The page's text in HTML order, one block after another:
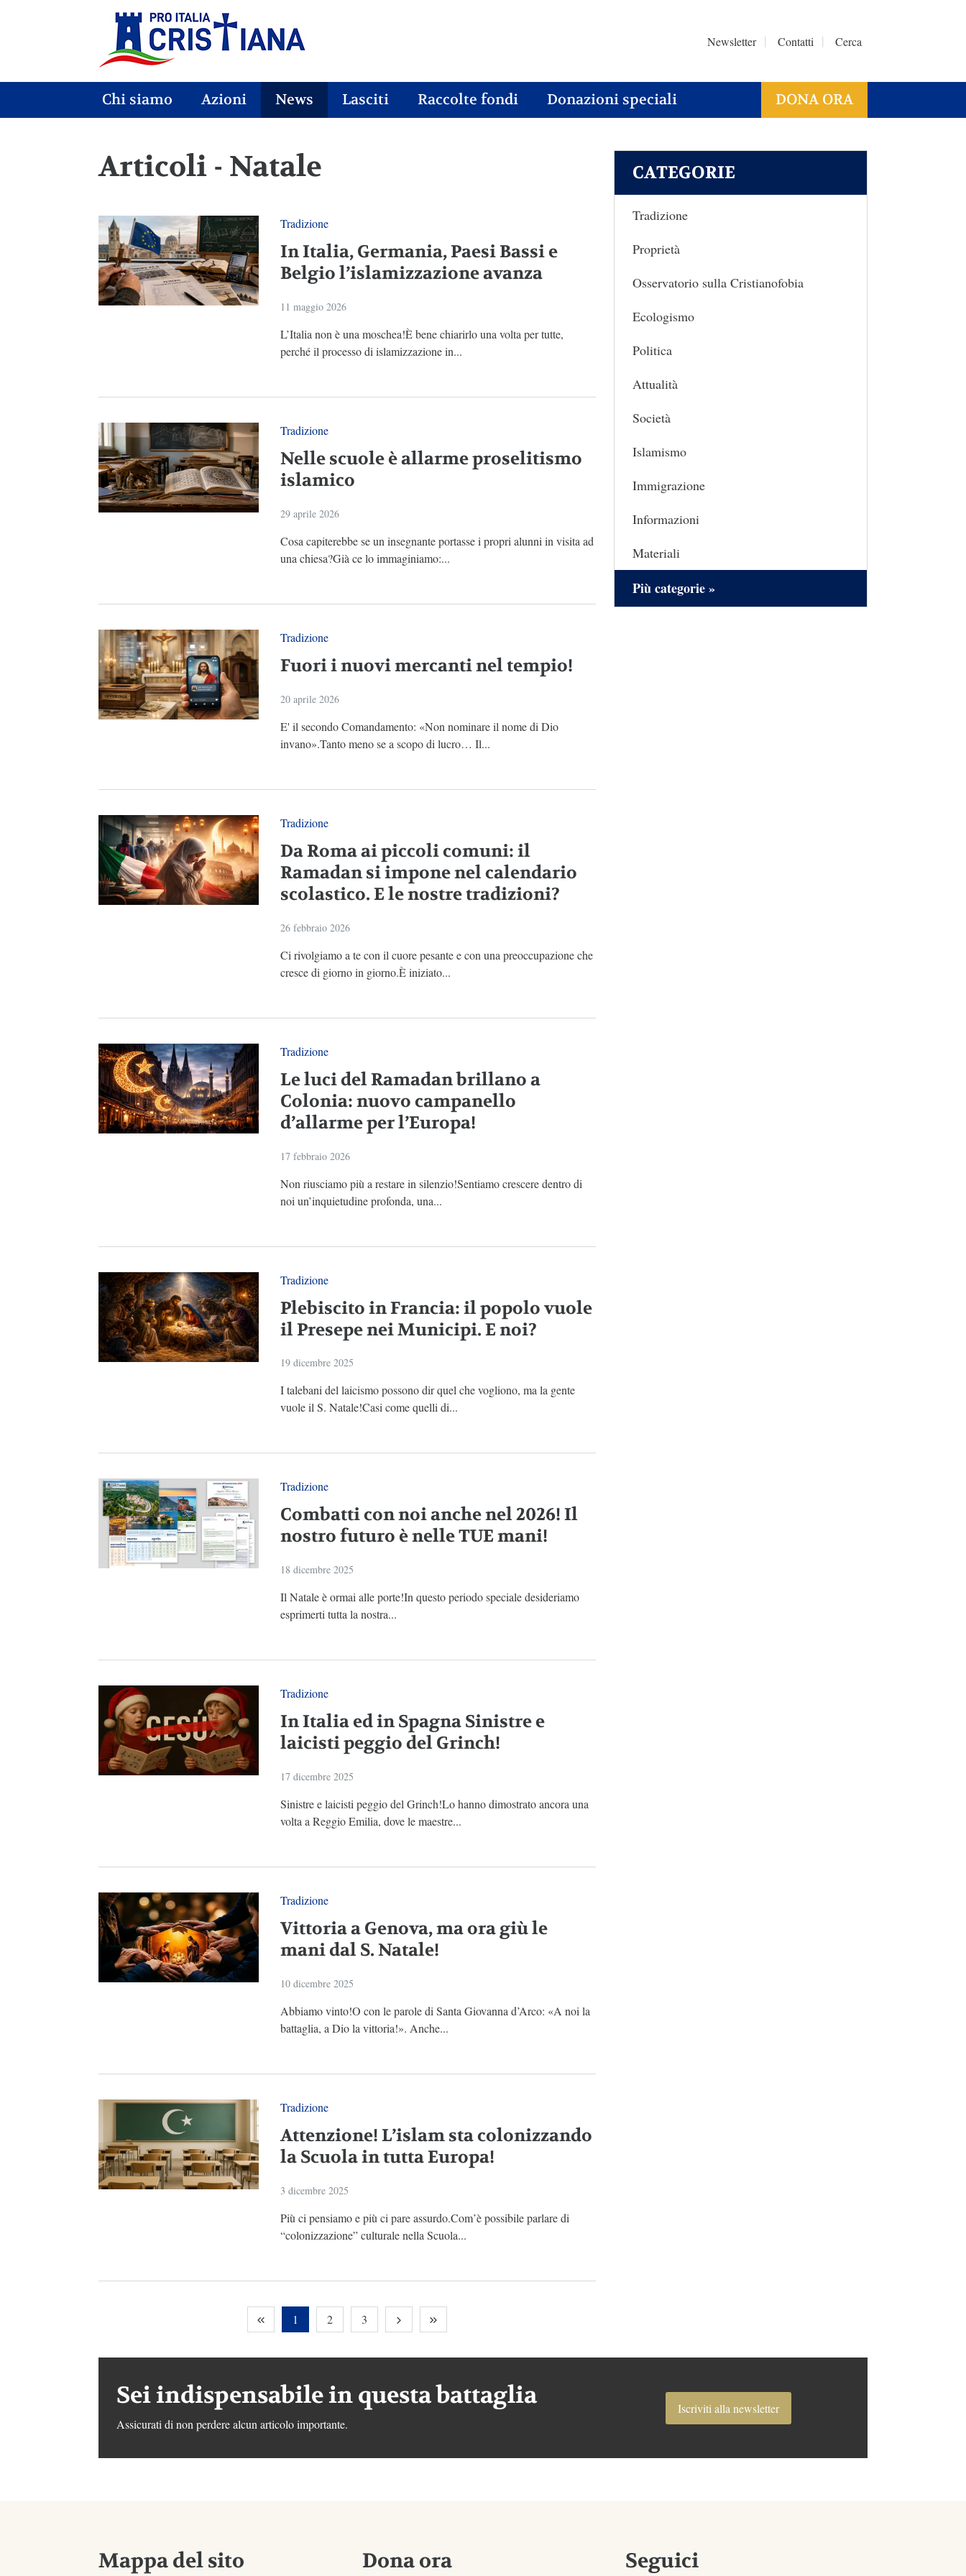
Newsletter Contatti Cerca
Chi siamo Azioni News Lasciti Raccolte fondi Donazioni speciali DONA ORA
Articoli - Natale
Tradizione
In Italia, Germania, Paesi Bassi e
Belgio l’islamizzazione avanza
11 maggio 2026
L’Italia non è una moschea!È bene chiarirlo una volta per tutte,
perché il processo di islamizzazione in...
Tradizione
Nelle scuole è allarme proselitismo
islamico
29 aprile 2026
Cosa capiterebbe se un insegnante portasse i propri alunni in visita ad
una chiesa?Già ce lo immaginiamo:...
Tradizione
Fuori i nuovi mercanti nel tempio!
20 aprile 2026
E' il secondo Comandamento: «Non nominare il nome di Dio
invano».Tanto meno se a scopo di lucro… Il...
Tradizione
Da Roma ai piccoli comuni: il
Ramadan si impone nel calendario
scolastico. E le nostre tradizioni?
26 febbraio 2026
Ci rivolgiamo a te con il cuore pesante e con una preoccupazione che
cresce di giorno in giorno.È iniziato...
Tradizione
Le luci del Ramadan brillano a
Colonia: nuovo campanello
d’allarme per l’Europa!
17 febbraio 2026
Non riusciamo più a restare in silenzio!Sentiamo crescere dentro di
noi un’inquietudine profonda, una...
Tradizione
Plebiscito in Francia: il popolo vuole
il Presepe nei Municipi. E noi?
19 dicembre 2025
I talebani del laicismo possono dir quel che vogliono, ma la gente
vuole il S. Natale!Casi come quelli di...
Tradizione
Combatti con noi anche nel 2026! Il
nostro futuro è nelle TUE mani!
18 dicembre 2025
Il Natale è ormai alle porte!In questo periodo speciale desideriamo
esprimerti tutta la nostra...
Tradizione
In Italia ed in Spagna Sinistre e
laicisti peggio del Grinch!
17 dicembre 2025
Sinistre e laicisti peggio del Grinch!Lo hanno dimostrato ancora una
volta a Reggio Emilia, dove le maestre...
Tradizione
Vittoria a Genova, ma ora giù le
mani dal S. Natale!
10 dicembre 2025
Abbiamo vinto!O con le parole di Santa Giovanna d’Arco: «A noi la
battaglia, a Dio la vittoria!». Anche...
Tradizione
Attenzione! L’islam sta colonizzando
la Scuola in tutta Europa!
3 dicembre 2025
Più ci pensiamo e più ci pare assurdo.Com’è possibile parlare di
“colonizzazione” culturale nella Scuola...
1 2 3
CATEGORIE
Tradizione
Proprietà
Osservatorio sulla Cristianofobia
Ecologismo
Politica
Attualità
Società
Islamismo
Immigrazione
Informazioni
Materiali
Più categorie »
Sei indispensabile in questa battaglia
Assicurati di non perdere alcun articolo importante.
Iscriviti alla newsletter
Mappa del sito Dona ora Seguici